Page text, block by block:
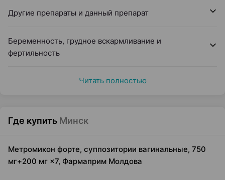
Другие препараты и данный препарат
Беременность, грудное вскармливание и
фертильность
Читать полностью
Где купить Минск
Метромикон форте, суппозитории вагинальные, 750
мг+200 мг ×7, Фармаприм Молдова